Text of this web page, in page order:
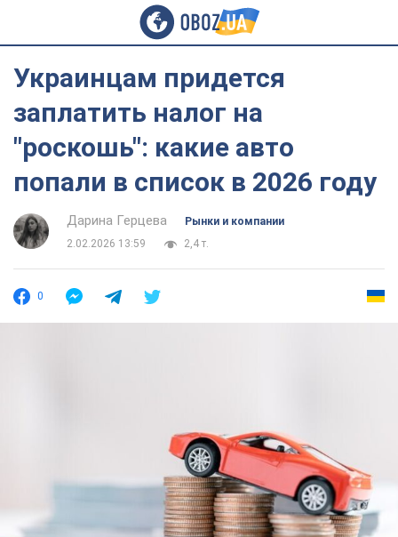
Украинцам придется
заплатить налог на
"роскошь": какие авто
попали в список в 2026 году
Дарина Герцева
Рынки и компании
2.02.2026 13:59
2,4 т.
0